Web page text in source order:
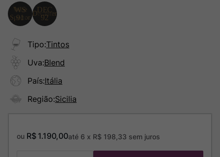
Tipo:Tintos
Uva:Blend
País:Itália
Região:Sicilia
ou R$ 1.190,00até 6 x R$ 198,33 sem juros